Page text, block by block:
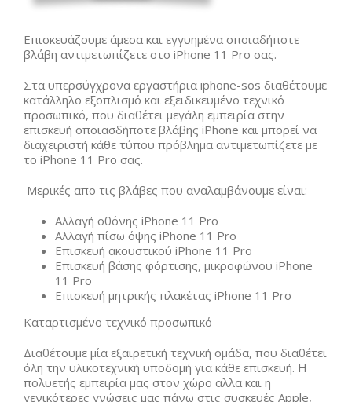
Επισκευάζουμε άμεσα και εγγυημένα οποιαδήποτε
βλάβη αντιμετωπίζετε στο iPhone 11 Pro σας.
Στα υπερσύγχρονα εργαστήρια iphone-sos διαθέτουμε
κατάλληλο εξοπλισμό και εξειδικευμένο τεχνικό
προσωπικό, που διαθέτει μεγάλη εμπειρία στην
επισκευή οποιασδήποτε βλάβης iPhone και μπορεί να
διαχειριστή κάθε τύπου πρόβλημα αντιμετωπίζετε με
το iPhone 11 Pro σας.
Μερικές απο τις βλάβες που αναλαμβάνουμε είναι:
Αλλαγή οθόνης iPhone 11 Pro
Αλλαγή πίσω όψης iPhone 11 Pro
Επισκευή ακουστικού iPhone 11 Pro
Επισκευή βάσης φόρτισης, μικροφώνου iPhone
11 Pro
Επισκευή μητρικής πλακέτας iPhone 11 Pro
Καταρτισμένο τεχνικό προσωπικό
Διαθέτουμε μία εξαιρετική τεχνική ομάδα, που διαθέτει
όλη την υλικοτεχνική υποδομή για κάθε επισκευή. Η
πολυετής εμπειρία μας στον χώρο αλλα και η
γενικότερες γνώσεις μας πάνω στις συσκευές Apple,